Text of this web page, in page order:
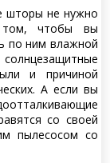
шторы не нужно
том, чтобы вы
по ним влажной
и причиной
А если вы
со своей
пылесосом со